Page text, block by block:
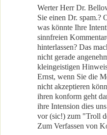
Werter Herr Dr.
Sie einen Dr. spam.?
was könnte Ihre
sinnfreien
hinterlassen? Das
nicht gerade
kleingeistigen
Ernst, wenn Sie die
nicht akzeptieren
ihren konform geht
ihre Intension dies
vor (sic!) zum "Troll
Zum Verfassen von